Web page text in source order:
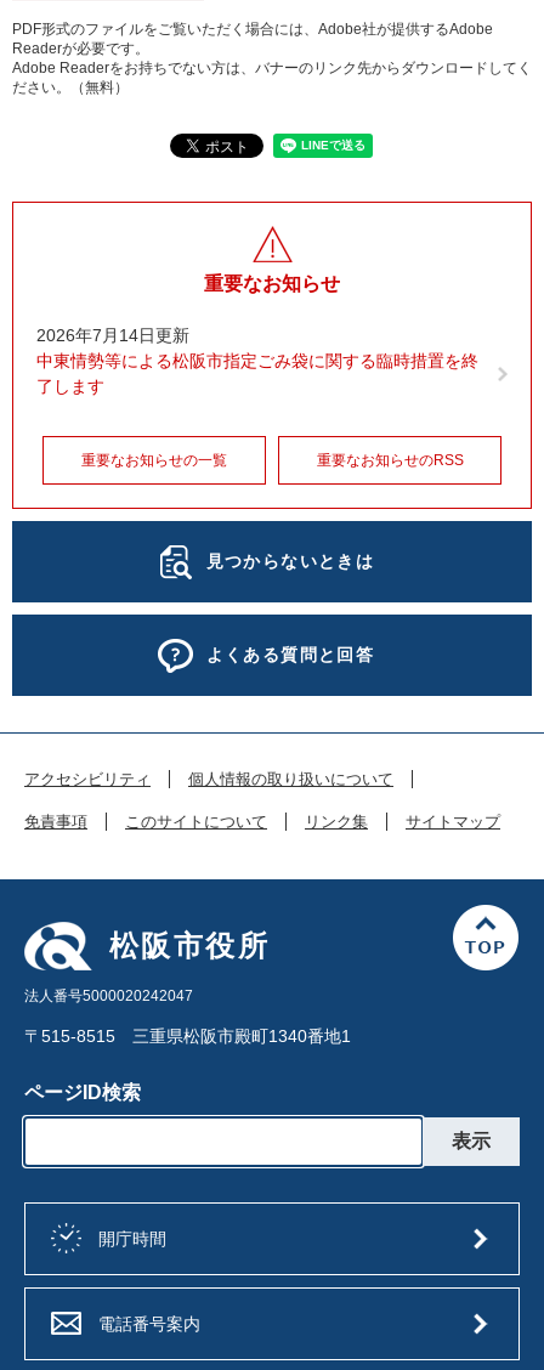
PDF形式のファイルをご覧いただく場合には、Adobe社が提供するAdobe
Readerが必要です。
Adobe Readerをお持ちでない方は、バナーのリンク先からダウンロードしてく
ださい。（無料）
重要なお知らせ
2026年7月14日更新
中東情勢等による松阪市指定ごみ袋に関する臨時措置を終
了します
重要なお知らせの一覧 重要なお知らせのRSS
見つからないときは
よくある質問と回答
アクセシビリティ 個人情報の取り扱いについて
免責事項 このサイトについて リンク集 サイトマップ
松阪市役所
法人番号5000020242047
〒515-8515 三重県松阪市殿町1340番地1
ページID検索
開庁時間
電話番号案内